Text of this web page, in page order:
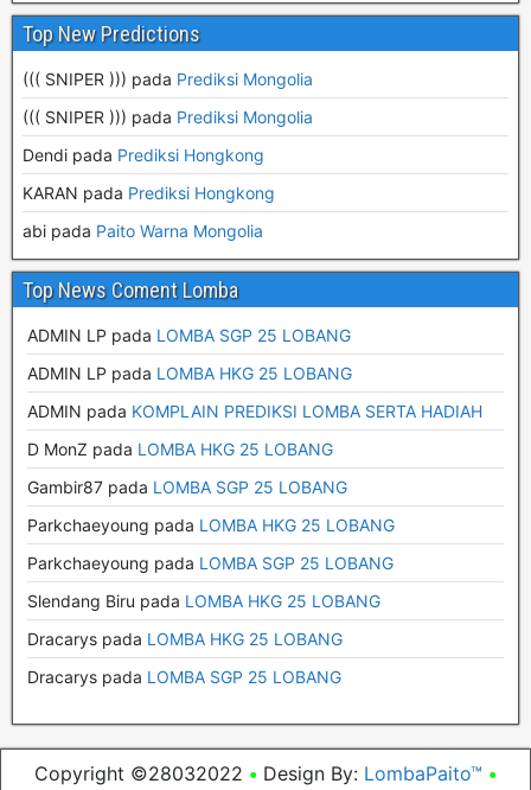
Top New Predictions
((( SNIPER ))) pada Prediksi Mongolia
((( SNIPER ))) pada Prediksi Mongolia
Dendi pada Prediksi Hongkong
KARAN pada Prediksi Hongkong
abi pada Paito Warna Mongolia
Top News Coment Lomba
ADMIN LP pada LOMBA SGP 25 LOBANG
ADMIN LP pada LOMBA HKG 25 LOBANG
ADMIN pada KOMPLAIN PREDIKSI LOMBA SERTA HADIAH
D MonZ pada LOMBA HKG 25 LOBANG
Gambir87 pada LOMBA SGP 25 LOBANG
Parkchaeyoung pada LOMBA HKG 25 LOBANG
Parkchaeyoung pada LOMBA SGP 25 LOBANG
Slendang Biru pada LOMBA HKG 25 LOBANG
Dracarys pada LOMBA HKG 25 LOBANG
Dracarys pada LOMBA SGP 25 LOBANG
Copyright ©28032022 • Design By: LombaPaito™ •